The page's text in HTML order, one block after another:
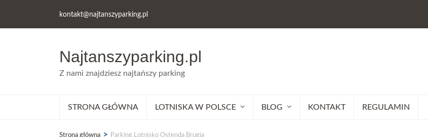
kontakt@najtanszyparking.pl
Najtanszyparking.pl
Z nami znajdziesz najtańszy parking
STRONA GŁÓWNA LOTNISKA W POLSCE BLOG KONTAKT REGULAMIN
Strona główna > Parking Lotnisko Ostenda Brugia